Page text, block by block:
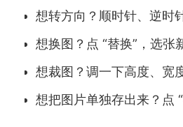
想转方向？顺时针、逆时
想换图？点 “替换”，选张
想裁图？调一下高度、宽
想把图片单独存出来？点 “